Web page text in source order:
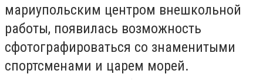
мариупольским центром внешкольной
работы, появилась возможность
сфотографироваться со знаменитыми
спортсменами и царем морей.